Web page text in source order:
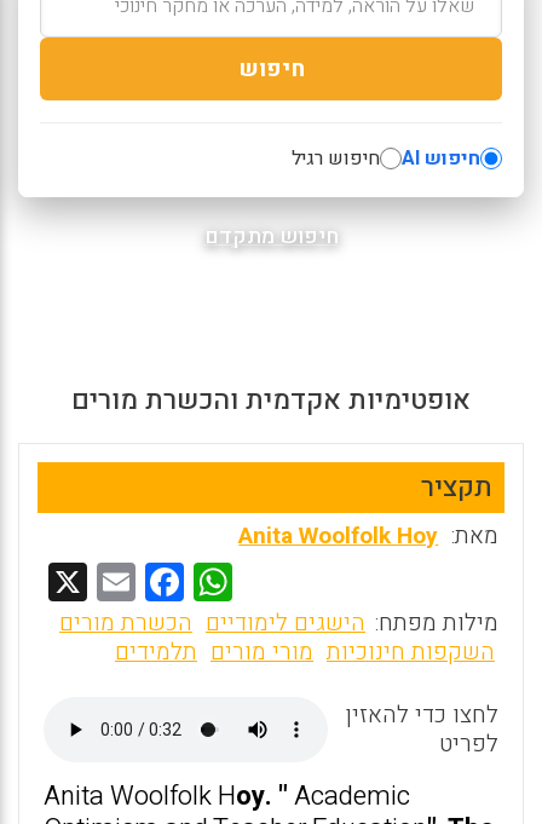
חיפוש
חיפוש AI חיפוש רגיל
חיפוש מתקדם
אופטימיות אקדמית והכשרת מורים
תקציר
מאת: Anita Woolfolk Hoy
W
h
at
A
p
F
a
ce
o
o
E
m מילות מפתח: הישגים לימודיים הכשרת מורים
השקפות חינוכיות מורי מורים תלמידים
לחצו כדי להאזין
לפריט
Anita Woolfolk Hoy. "Academic